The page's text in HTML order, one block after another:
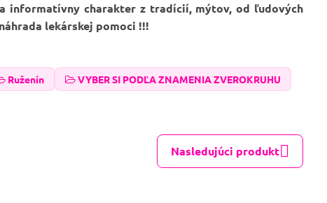
informatívny charakter z tradícií, mýtov, od ľudových
lekárskej pomoci !!!
Ruženín
VYBER SI PODĽA ZNAMENIA ZVEROKRUHU
Nasledujúci produkt